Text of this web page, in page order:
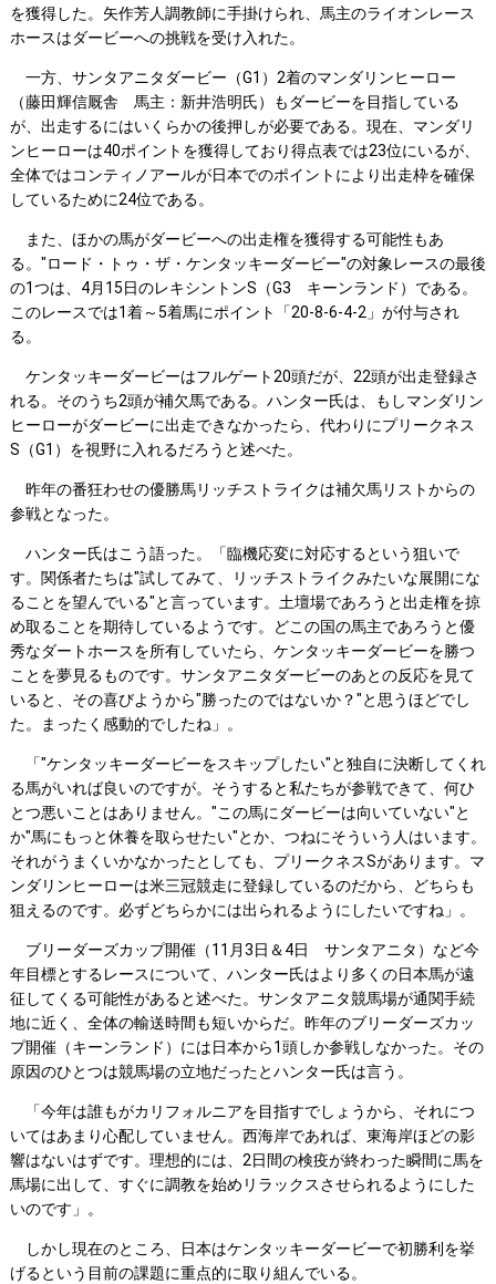
を獲得した。矢作芳人調教師に手掛けられ、馬主のライオンレース
ホースはダービーへの挑戦を受け入れた。
一方、サンタアニタダービー（G1）2着のマンダリンヒーロー
（藤田輝信厩舎 馬主：新井浩明氏）もダービーを目指している
が、出走するにはいくらかの後押しが必要である。現在、マンダリ
ンヒーローは40ポイントを獲得しており得点表では23位にいるが、
全体ではコンティノアールが日本でのポイントにより出走枠を確保
しているために24位である。
また、ほかの馬がダービーへの出走権を獲得する可能性もあ
る。"ロード・トゥ・ザ・ケンタッキーダービー"の対象レースの最後
の1つは、4月15日のレキシントンS（G3 キーンランド）である。
このレースでは1着～5着馬にポイント「20-8-6-4-2」が付与され
る。
ケンタッキーダービーはフルゲート20頭だが、22頭が出走登録さ
れる。そのうち2頭が補欠馬である。ハンター氏は、もしマンダリン
ヒーローがダービーに出走できなかったら、代わりにプリークネス
S（G1）を視野に入れるだろうと述べた。
昨年の番狂わせの優勝馬リッチストライクは補欠馬リストからの
参戦となった。
ハンター氏はこう語った。「臨機応変に対応するという狙いで
す。関係者たちは"試してみて、リッチストライクみたいな展開にな
ることを望んでいる"と言っています。土壇場であろうと出走権を掠
め取ることを期待しているようです。どこの国の馬主であろうと優
秀なダートホースを所有していたら、ケンタッキーダービーを勝つ
ことを夢見るものです。サンタアニタダービーのあとの反応を見て
いると、その喜びようから"勝ったのではないか？"と思うほどでし
た。まったく感動的でしたね」。
「"ケンタッキーダービーをスキップしたい"と独自に決断してくれ
る馬がいれば良いのですが。そうすると私たちが参戦できて、何ひ
とつ悪いことはありません。"この馬にダービーは向いていない"と
か"馬にもっと休養を取らせたい"とか、つねにそういう人はいます。
それがうまくいかなかったとしても、プリークネスSがあります。マ
ンダリンヒーローは米三冠競走に登録しているのだから、どちらも
狙えるのです。必ずどちらかには出られるようにしたいですね」。
ブリーダーズカップ開催（11月3日＆4日 サンタアニタ）など今
年目標とするレースについて、ハンター氏はより多くの日本馬が遠
征してくる可能性があると述べた。サンタアニタ競馬場が通関手続
地に近く、全体の輸送時間も短いからだ。昨年のブリーダーズカッ
プ開催（キーンランド）には日本から1頭しか参戦しなかった。その
原因のひとつは競馬場の立地だったとハンター氏は言う。
「今年は誰もがカリフォルニアを目指すでしょうから、それにつ
いてはあまり心配していません。西海岸であれば、東海岸ほどの影
響はないはずです。理想的には、2日間の検疫が終わった瞬間に馬を
馬場に出して、すぐに調教を始めリラックスさせられるようにした
いのです」。
しかし現在のところ、日本はケンタッキーダービーで初勝利を挙
げるという目前の課題に重点的に取り組んでいる。